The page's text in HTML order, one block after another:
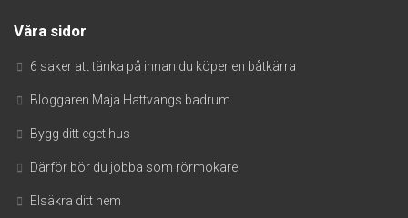
Våra sidor
6 saker att tänka på innan du köper en båtkärra
Bloggaren Maja Hattvangs badrum
Bygg ditt eget hus
Därför bör du jobba som rörmokare
Elsäkra ditt hem